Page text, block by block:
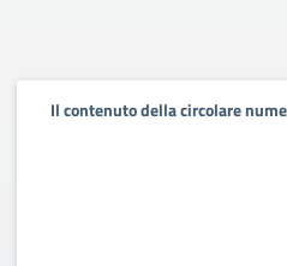
Il contenuto della circolare